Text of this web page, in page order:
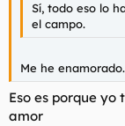
Sí, todo eso lo
el campo.
Me he
Eso es porque yo
amor